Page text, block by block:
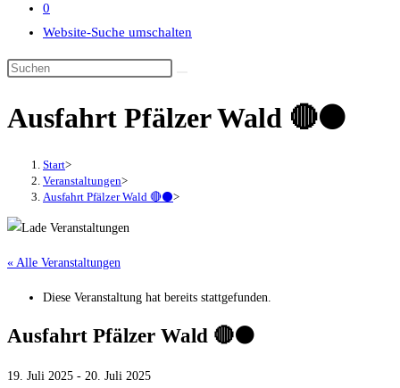
0
Website-Suche umschalten
Ausfahrt Pfälzer Wald 🔴⚫
Start>
Veranstaltungen>
Ausfahrt Pfälzer Wald 🔴⚫>
« Alle Veranstaltungen
Diese Veranstaltung hat bereits stattgefunden.
Ausfahrt Pfälzer Wald 🔴⚫
19. Juli 2025 - 20. Juli 2025